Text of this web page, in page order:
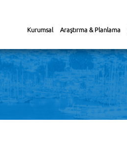
Kurumsal Araştırma & Planlama